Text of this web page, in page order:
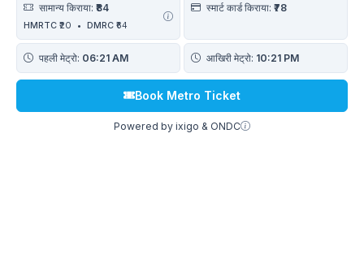
सामान्य किराया: ₹84
HMRTC ₹20 • DMRC ₹64
स्मार्ट कार्ड किराया: ₹78
पहली मेट्रो: 06:21 AM आखिरी मेट्रो: 10:21 PM
Book Metro Ticket
Powered by ixigo & ONDC